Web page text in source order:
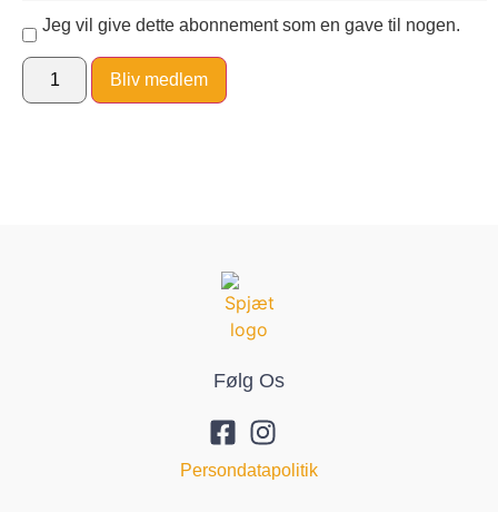
Jeg vil give dette abonnement som en gave til nogen.
Bliv medlem
Følg Os
Persondatapolitik